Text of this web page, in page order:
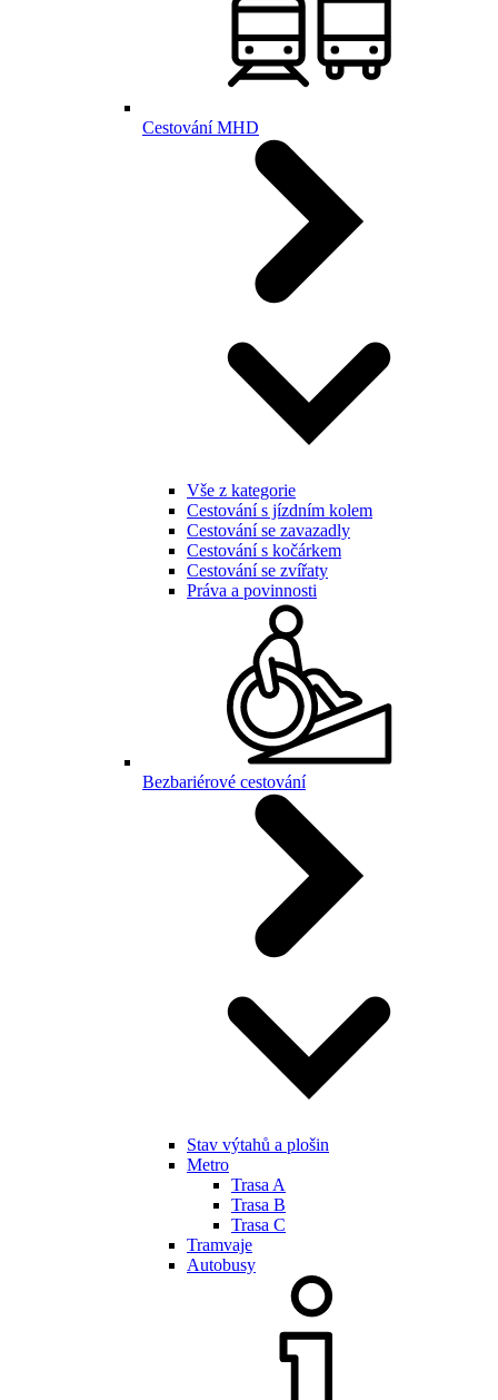
Cestování MHD
Vše z kategorie
Cestování s jízdním kolem
Cestování se zavazadly
Cestování s kočárkem
Cestování se zvířaty
Práva a povinnosti
Bezbariérové cestování
Stav výtahů a plošin
Metro
Trasa A
Trasa B
Trasa C
Tramvaje
Autobusy